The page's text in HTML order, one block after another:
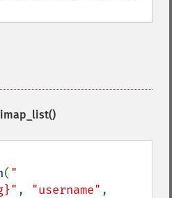
imap_list()
( "
, "username"